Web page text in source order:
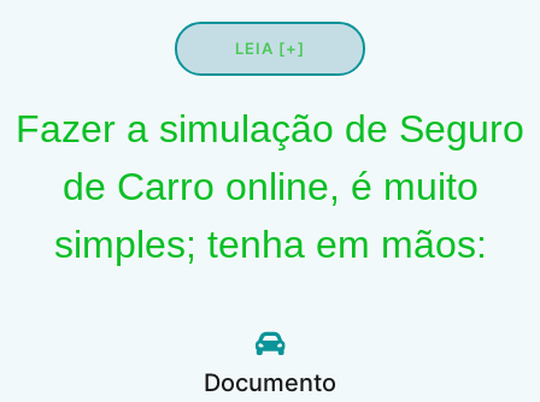
LEIA [+]
Fazer a simulação de Seguro
de Carro online, é muito
simples; tenha em mãos:
Documento